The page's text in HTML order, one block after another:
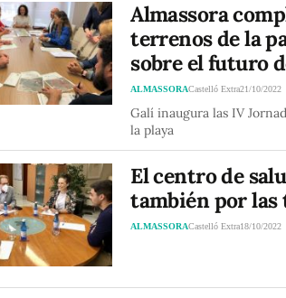
Almassora
terrenos de la
sobre el futuro
ALMASSORACastelló Extra21/10/2022
Galí inaugura las IV
la playa
El centro de
también por las
ALMASSORACastelló Extra18/10/2022